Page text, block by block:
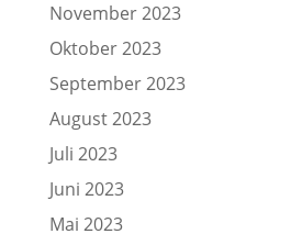
November 2023
Oktober 2023
September 2023
August 2023
Juli 2023
Juni 2023
Mai 2023